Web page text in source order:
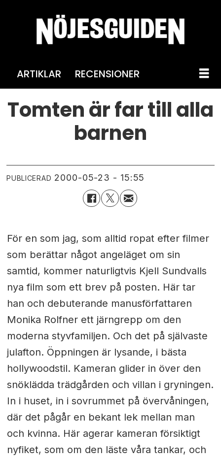
ARTIKLAR RECENSIONER
Tomten är far till alla
barnen
PUBLICERAD 2000-05-23 - 15:55
För en som jag, som alltid ropat efter filmer
som berättar något angeläget om sin
samtid, kommer naturligtvis Kjell Sundvalls
nya film som ett brev på posten. Här tar
han och debuterande manusförfattaren
Monika Rolfner ett järngrepp om den
moderna styvfamiljen. Och det på självaste
julafton. Öppningen är lysande, i bästa
hollywoodstil. Kameran glider in över den
snöklädda trädgården och villan i gryningen.
In i huset, in i sovrummet på övervåningen,
där det pågår en bekant lek mellan man
och kvinna. Här agerar kameran försiktigt
nyfiket, som om den läste våra tankar, och